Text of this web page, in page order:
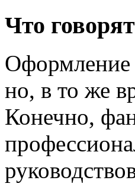
Что
Оформление
но, в то же
Конечно,